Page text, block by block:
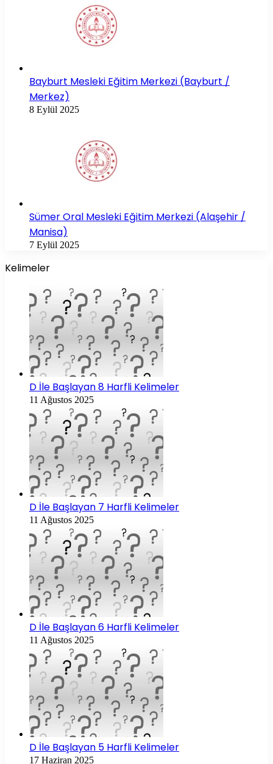
Bayburt Mesleki Eğitim Merkezi (Bayburt /
Merkez)
8 Eylül 2025
Sümer Oral Mesleki Eğitim Merkezi (Alaşehir /
Manisa)
7 Eylül 2025
Kelimeler
D İle Başlayan 8 Harfli Kelimeler
11 Ağustos 2025
D İle Başlayan 7 Harfli Kelimeler
11 Ağustos 2025
D İle Başlayan 6 Harfli Kelimeler
11 Ağustos 2025
D İle Başlayan 5 Harfli Kelimeler
17 Haziran 2025